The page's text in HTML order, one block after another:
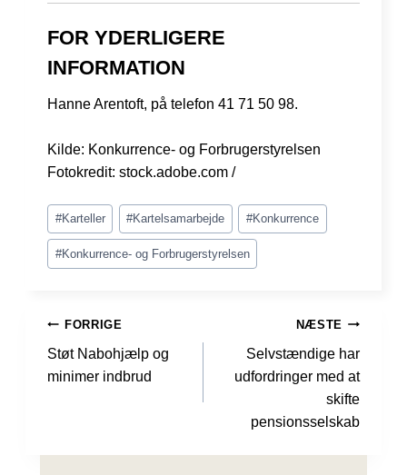
FOR YDERLIGERE
INFORMATION
Hanne Arentoft, på telefon 41 71 50 98.
Kilde: Konkurrence- og Forbrugerstyrelsen
Fotokredit: stock.adobe.com /
Indlæg-
tags:
#Karteller #Kartelsamarbejde #Konkurrence
#Konkurrence- og Forbrugerstyrelsen
INDLÆGSNAVIGATION
FORRIGE
Støt Nabohjælp og
minimer indbrud
NÆSTE
Selvstændige har
udfordringer med at
skifte
pensionsselskab